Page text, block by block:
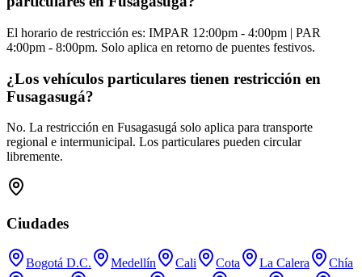
El horario de restricción es: IMPAR 12:00pm - 4:00pm | PAR
4:00pm - 8:00pm. Solo aplica en retorno de puentes festivos.
¿Los vehículos particulares tienen restricción en
Fusagasugá?
No. La restricción en Fusagasugá solo aplica para transporte
regional e intermunicipal. Los particulares pueden circular
libremente.
Ciudades
Bogotá D.C. Medellín Cali Cota La Calera
Chía